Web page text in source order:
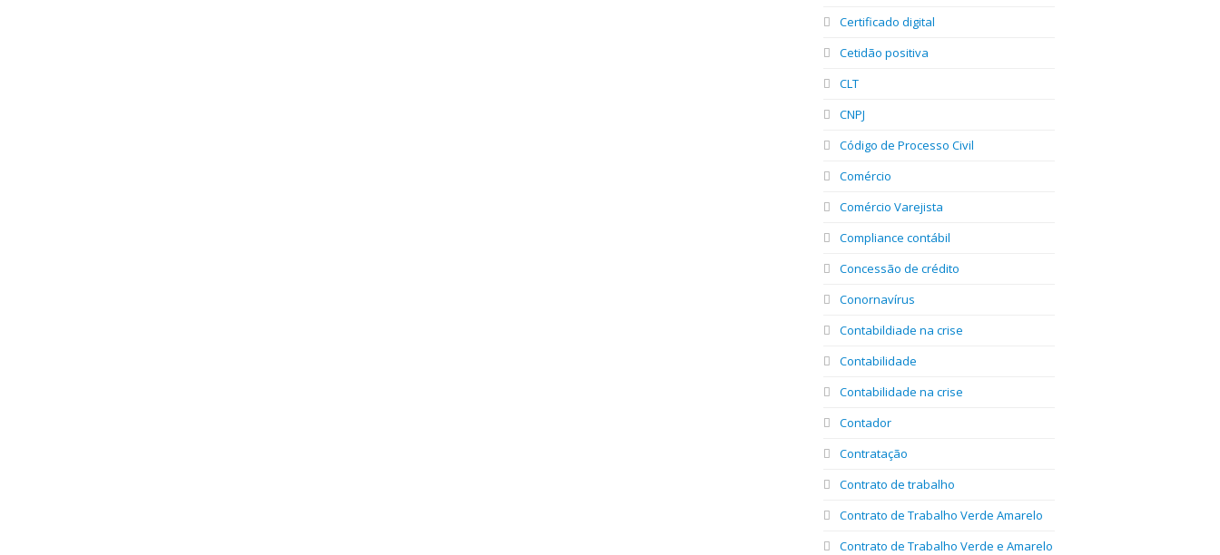
Certificado digital
Cetidão positiva
CLT
CNPJ
Código de Processo Civil
Comércio
Comércio Varejista
Compliance contábil
Concessão de crédito
Conornavírus
Contabildiade na crise
Contabilidade
Contabilidade na crise
Contador
Contratação
Contrato de trabalho
Contrato de Trabalho Verde Amarelo
Contrato de Trabalho Verde e Amarelo